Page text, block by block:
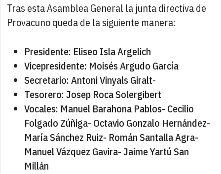
Tras esta Asamblea General la junta directiva de
Provacuno queda de la siguiente manera:
Presidente: Eliseo Isla Argelich
Vicepresidente: Moisés Argudo García
Secretario: Antoni Vinyals Giralt-
Tesorero: Josep Roca Solergibert
Vocales: Manuel Barahona Pablos- Cecilio
Folgado Zúñiga- Octavio Gonzalo Hernández-
María Sánchez Ruiz- Román Santalla Agra-
Manuel Vázquez Gavira- Jaime Yartú San
Millán